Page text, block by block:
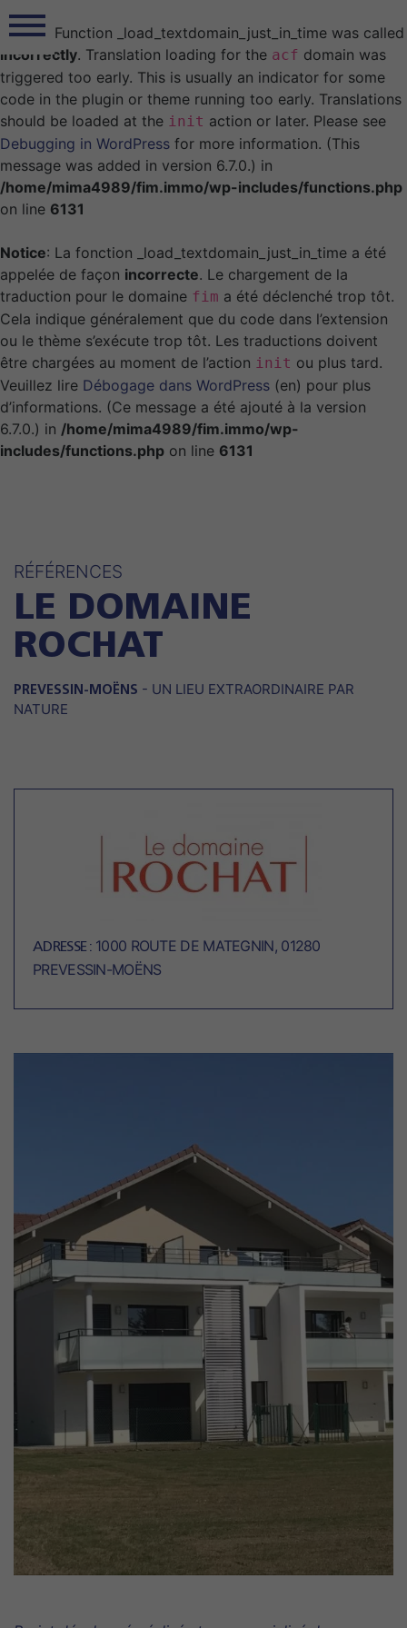
Notice : Function _load_textdomain_just_in_time was called
incorrectly. Translation loading for the acf domain was
triggered too early. This is usually an indicator for some
code in the plugin or theme running too early. Translations
should be loaded at the init action or later. Please see
Debugging in WordPress for more information. (This
message was added in version 6.7.0.) in
/home/mima4989/fim.immo/wp-includes/functions.php
on line 6131
Notice: La fonction _load_textdomain_just_in_time a été
appelée de façon incorrecte. Le chargement de la
traduction pour le domaine fim a été déclenché trop tôt.
Cela indique généralement que du code dans l’extension
ou le thème s’exécute trop tôt. Les traductions doivent
être chargées au moment de l’action init ou plus tard.
Veuillez lire Débogage dans WordPress (en) pour plus
d’informations. (Ce message a été ajouté à la version
6.7.0.) in /home/mima4989/fim.immo/wp-
includes/functions.php on line 6131
RÉFÉRENCES
LE DOMAINE
ROCHAT
PREVESSIN-MOËNS - UN LIEU EXTRAORDINAIRE PAR
NATURE
ADRESSE : 1000 ROUTE DE MATEGNIN, 01280
PREVESSIN-MOËNS